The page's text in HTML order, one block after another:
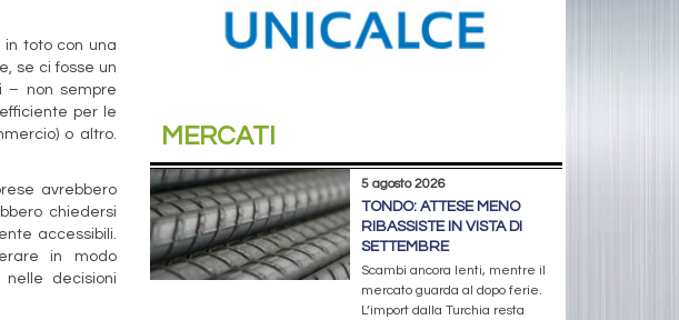
in toto con una
se ci fosse un
– non sempre
per le
o altro.
avrebbero
chiedersi
accessibili.
in modo
decisioni
MERCATI
5 agosto 2026
TONDO: ATTESE MENO
RIBASSISTE IN VISTA DI
SETTEMBRE
Scambi ancora lenti, mentre il
mercato guarda al dopo ferie.
L’import dalla Turchia resta